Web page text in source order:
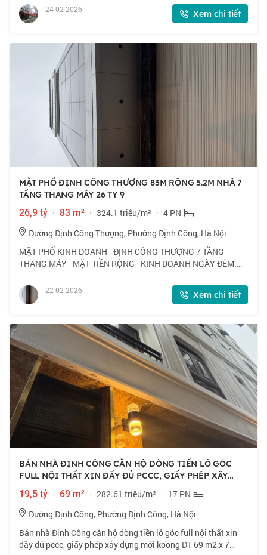
khách về ở luôn. - D
24-02-2026 Xem chi tiết
MẶT PHỐ ĐỊNH CÔNG THƯỢNG 83M RỘNG 5.2M NHÀ 7
TẦNG THANG MÁY 26 TY 9
26,9 tỷ · 83 m² · 324.1 triệu/m² · 4 PN
Đường Định Công Thượng, Phường Định Công, Hà Nội
MẶT PHỐ KINH DOANH - ĐỊNH CÔNG THƯỢNG 7 TẦNG
THANG MÁY - MẶT TIỀN RỘNG - KINH DOANH NGÀY ĐÊM.
đêm, mở cửa là có tiền. - Nhà xây 7 tầng thang má
22-02-2026 Xem chi tiết
BÁN NHÀ ĐỊNH CÔNG CĂN HỘ DÒNG TIỀN LÔ GÓC
FULL NỘI THẤT XỊN ĐẦY ĐỦ PCCC, GIẤY PHÉP XÂY
DỰN
19,5 tỷ · 69 m² · 282.61 triệu/m² · 17 PN
Đường Định Công, Phường Định Công, Hà Nội
Bán nhà Định Công căn hộ dòng tiền lô góc full nội thất xịn
đầy đủ pccc, giấy phép xây dựng mới koong DT 69 m2 x 7